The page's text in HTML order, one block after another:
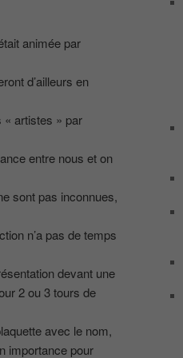
animée par
d’ailleurs en
« artistes » par
entre nous et on
sont pas inconnues,
n’a pas de temps
devant une
2 ou 3 tours de
avec le nom,
importance pour